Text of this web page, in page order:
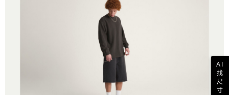
AI
找
尺
寸